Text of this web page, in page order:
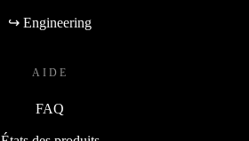
↪ Engineering
AIDE
FAQ